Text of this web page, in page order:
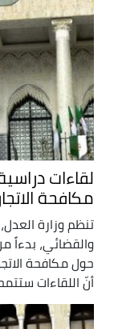
لقاءات
مكافحة
تنظم وزارة
والقضائي، بدءاً
حول مكافحة
أنّ اللقاءات